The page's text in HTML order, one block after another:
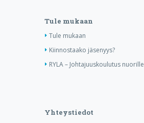
Tule mukaan
Tule mukaan
Kiinnostaako jäsenyys?
RYLA – Johtajuuskoulutus nuorille
Yhteystiedot